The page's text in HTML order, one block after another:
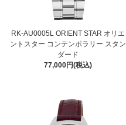
RK-AU0005L ORIENT STAR オリエ
ントスター コンテンポラリー スタン
ダード
77,000円(税込)